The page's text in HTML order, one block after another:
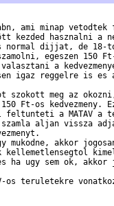
ami minap vetodtek
kezded hasznalni a
normal dijjat, de 18-
egeszen 150
a
igaz reggelre is es
szokott meg az
Ft-os kedvezmeny.
feltunteti a MATAV a
aljan vissza
mukodne, akkor
ha ugy sem ok,
os teruletekre